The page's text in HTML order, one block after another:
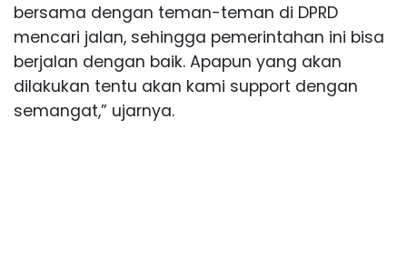
bersama dengan teman-teman di DPRD
mencari jalan, sehingga pemerintahan ini bisa
berjalan dengan baik. Apapun yang akan
dilakukan tentu akan kami support dengan
semangat,” ujarnya.